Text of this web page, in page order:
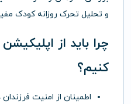
و تحلیل تحرک روزانه کودک
کنیم؟
اطمینان از امنیت